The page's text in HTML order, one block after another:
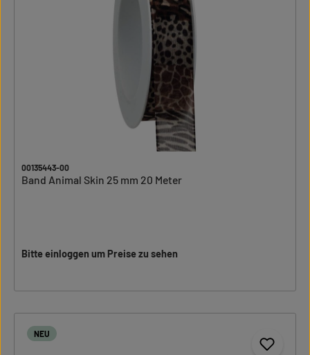
00135443-00
Band Animal Skin 25 mm 20 Meter
Bitte einloggen um Preise zu sehen
NEU